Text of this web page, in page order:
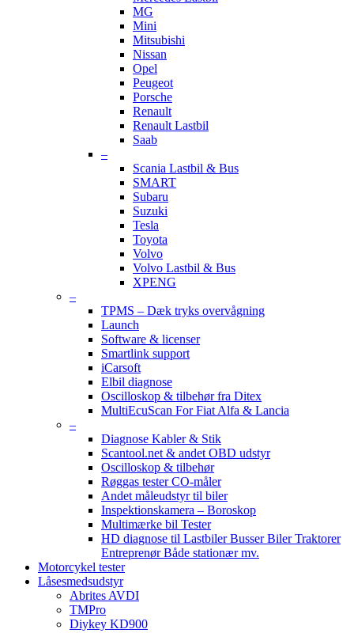
MG
Mini
Mitsubishi
Nissan
Opel
Peugeot
Porsche
Renault
Renault Lastbil
Saab
–
Scania Lastbil & Bus
SMART
Subaru
Suzuki
Tesla
Toyota
Volvo
Volvo Lastbil & Bus
XPENG
–
TPMS – Dæk tryks overvågning
Launch
Software & licenser
Smartlink support
iCarsoft
Elbil diagnose
Oscilloskop & tilbehør fra Ditex
MultiEcuScan For Fiat Alfa & Lancia
–
Diagnose Kabler & Stik
Scantool.net & andet OBD udstyr
Oscilloskop & tilbehør
Røggas tester CO-måler
Andet måleudstyr til biler
Inspektionskamera – Boroskop
Multimærke bil Tester
HD diagnose til Lastbiler Busser Biler Traktorer
Entreprenør Både stationær mv.
Motorcykel tester
Låsesmedsudstyr
Abrites AVDI
TMPro
Diykey KD900